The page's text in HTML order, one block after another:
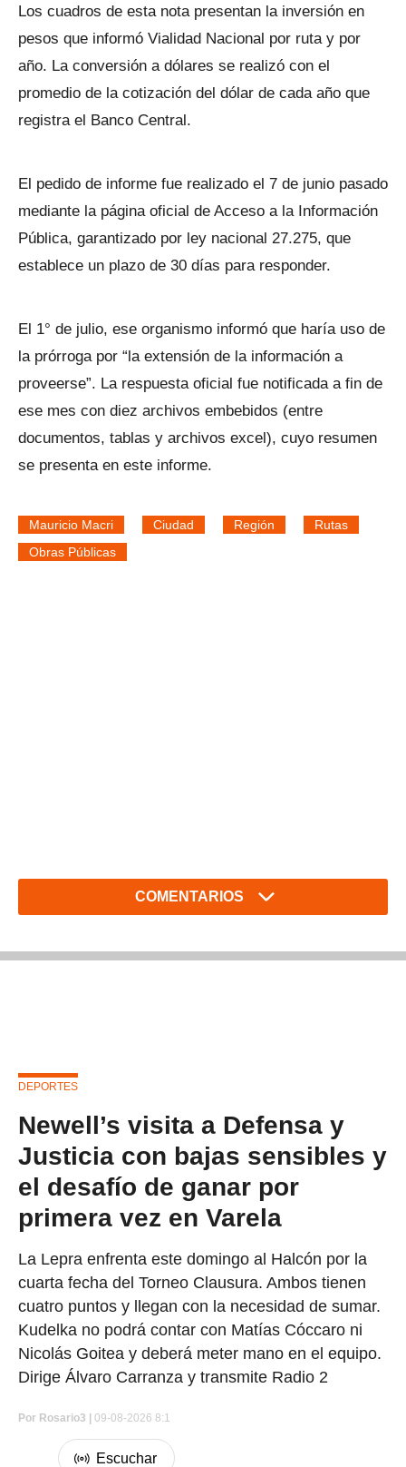
Los cuadros de esta nota presentan la inversión en
pesos que informó Vialidad Nacional por ruta y por
año. La conversión a dólares se realizó con el
promedio de la cotización del dólar de cada año que
registra el Banco Central.
El pedido de informe fue realizado el 7 de junio pasado
mediante la página oficial de Acceso a la Información
Pública, garantizado por ley nacional 27.275, que
establece un plazo de 30 días para responder.
El 1° de julio, ese organismo informó que haría uso de
la prórroga por “la extensión de la información a
proveerse”. La respuesta oficial fue notificada a fin de
ese mes con diez archivos embebidos (entre
documentos, tablas y archivos excel), cuyo resumen
se presenta en este informe.
Mauricio Macri Ciudad Región
Rutas
Obras Públicas
COMENTARIOS